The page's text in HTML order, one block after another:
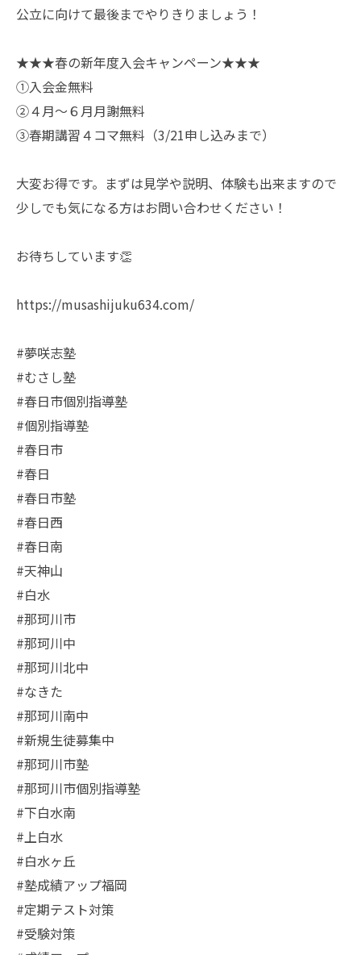
公立に向けて最後までやりきりましょう！
★★★春の新年度入会キャンペーン★★★
①入会金無料
②４月～６月月謝無料
③春期講習４コマ無料（3/21申し込みまで）
大変お得です。まずは見学や説明、体験も出来ますので
少しでも気になる方はお問い合わせください！
お待ちしています👏
https://musashijuku634.com/
#夢咲志塾
#むさし塾
#春日市個別指導塾
#個別指導塾
#春日市
#春日
#春日市塾
#春日西
#春日南
#天神山
#白水
#那珂川市
#那珂川中
#那珂川北中
#なきた
#那珂川南中
#新規生徒募集中
#那珂川市塾
#那珂川市個別指導塾
#下白水南
#上白水
#白水ヶ丘
#塾成績アップ福岡
#定期テスト対策
#受験対策